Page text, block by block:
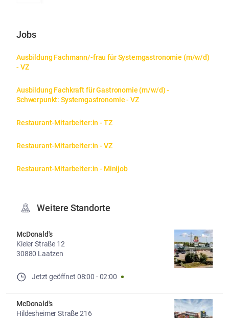
Jobs
Ausbildung Fachmann/-frau für Systemgastronomie (m/w/d)
- VZ
Ausbildung Fachkraft für Gastronomie (m/w/d) -
Schwerpunkt: Systemgastronomie - VZ
Restaurant-Mitarbeiter:in - TZ
Restaurant-Mitarbeiter:in - VZ
Restaurant-Mitarbeiter:in - Minijob
Weitere Standorte
McDonald's
Kieler Straße 12
30880 Laatzen
Jetzt geöffnet 08:00 -02:00
McDonald's
Hildesheimer Straße 216